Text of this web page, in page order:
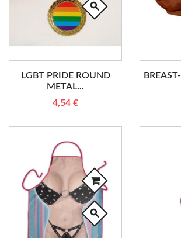
search
LGBT PRIDE ROUND
METAL...
4,54 €
search